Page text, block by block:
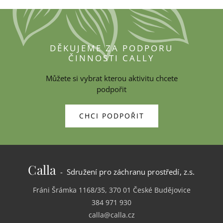
DĚKUJEME ZA PODPORU
ČINNOSTI CALLY
Můžete si vybrat kterou aktivitu chcete
podpořit
CHCI PODPOŘIT
Calla - Sdružení pro záchranu prostředí, z.s.
Fráni Šrámka 1168/35, 370 01 České Budějovice
384 971 930
calla@calla.cz